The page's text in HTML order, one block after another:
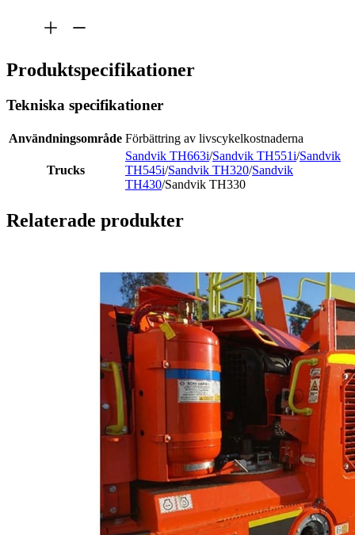
Produktspecifikationer
Tekniska specifikationer
Användningsområde Förbättring av livscykelkostnaderna
Trucks
Sandvik TH663i/Sandvik TH551i/Sandvik
TH545i/Sandvik TH320/Sandvik
TH430/Sandvik TH330
Relaterade produkter